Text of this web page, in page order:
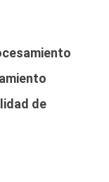
de